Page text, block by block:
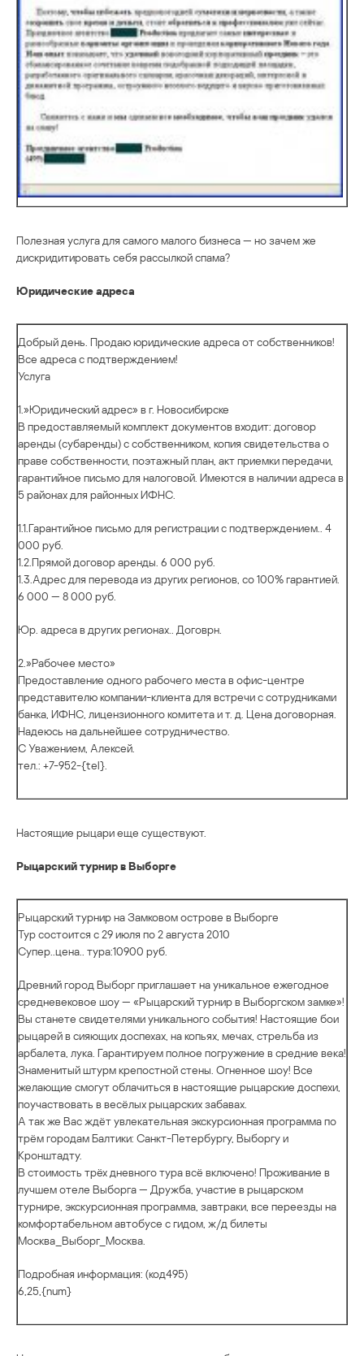
Полезная услуга для самого малого бизнеса — но зачем же
дискридитировать себя рассылкой спама?
Юридические адреса
Добрый день. Продаю юридические адреса от собственников!
Все адреса с подтверждением!
Услуга
1.»Юридический адрес» в г. Новосибирске
В предоставляемый комплект документов входит: договор
аренды (субаренды) с собственником, копия свидетельства о
праве собственности, поэтажный план, акт приемки передачи,
гарантийное письмо для налоговой. Имеются в наличии адреса в
5 районах для районных ИФНС.
1.1.Гарантийное письмо для регистрации с подтверждением.. 4
000 руб.
1.2.Прямой договор аренды. 6 000 руб.
1.3.Адрес для перевода из других регионов, со 100% гарантией.
6 000 — 8 000 руб.
Юр. адреса в других pегионах.. Договрн.
2.»Рабочее место»
Предоставление одного рабочего места в офис-центре
представителю компании-клиента для встречи с сотрудниками
банка, ИФНС, лицензионного комитета и т. д. Цена договорная.
Надеюсь на дальнейшее сотрудничество.
С Уважением, Алексей.
тел.: +7-952-{tel}.
Настоящие рыцари еще существуют.
Рыцарский турнир в Выборге
Рыцарский турнир на Замковом острове в Выборге
Тур состоится с 29 июля по 2 августа 2010
Супер..цена.. тура:10900 руб.
Древний город Выборг приглашает на уникальное ежегодное
средневековое шоу — «Рыцарский турнир в Выборгском замке»!
Вы станете свидетелями уникального события! Настоящие бои
рыцарей в сияющих доспехах, на копьях, мечах, стрельба из
арбалета, лука. Гарантируем полное погружение в средние века!
Знаменитый штурм крепостной стены. Огненное шоу! Все
желающие смогут облачиться в настоящие рыцарские доспехи,
поучаствовать в весёлых рыцарских забавах.
А так же Вас ждёт увлекательная экскурсионная программа по
трём городам Балтики: Санкт-Петербургу, Выборгу и
Кронштадту.
В стоимость трёх дневного тура всё включено! Проживание в
лучшем отеле Выборга — Дружба, участие в рыцарском
турнире, экскурсионная программа, завтраки, все переезды на
комфортабельном автобусе с гидом, ж/д билеты
Москва_Выборг_Москва.
Подробная информация: (код495)
6,25,{num}